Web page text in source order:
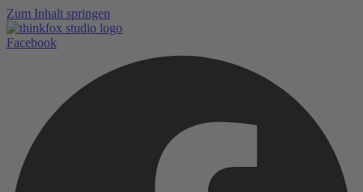
Zum Inhalt springen
Facebook